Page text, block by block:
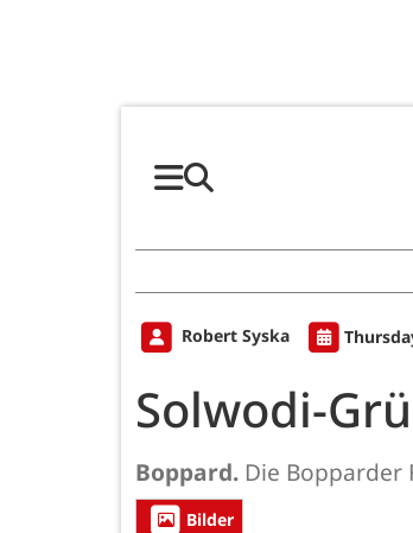
Robert Syska
Solwodi-
Boppard. Die Bopparder
Bilder